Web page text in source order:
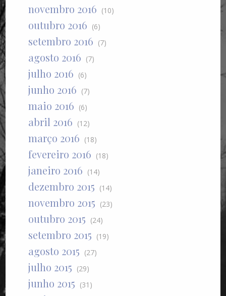
novembro 2016 (10)
outubro 2016 (6)
setembro 2016 (7)
agosto 2016 (7)
julho 2016 (6)
junho 2016 (7)
maio 2016 (6)
abril 2016 (12)
março 2016 (18)
fevereiro 2016 (18)
janeiro 2016 (14)
dezembro 2015 (14)
novembro 2015 (23)
outubro 2015 (24)
setembro 2015 (19)
agosto 2015 (27)
julho 2015 (29)
junho 2015 (31)